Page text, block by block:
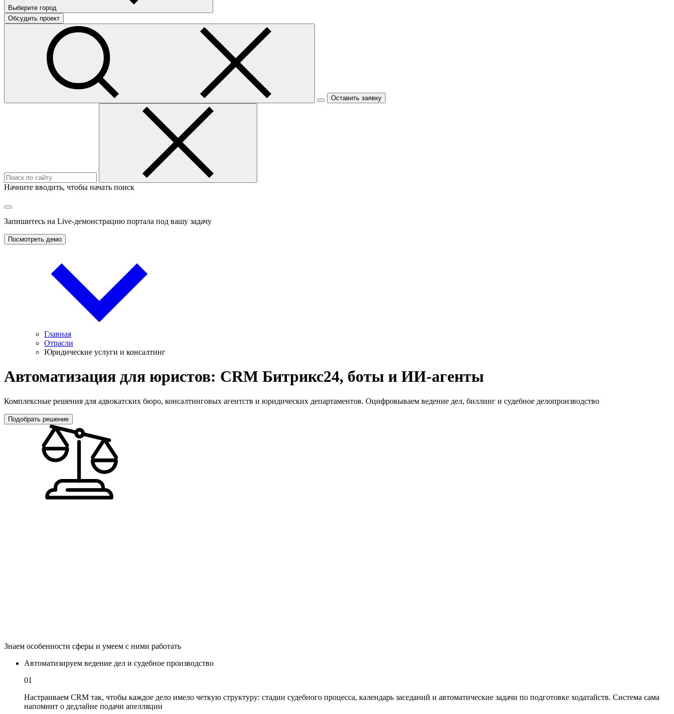
Выберите город
Обсудить проект
Оставить заявку
Начните вводить, чтобы начать поиск
Запишитесь на Live-демонстрацию портала под вашу задачу
Посмотреть демо
Главная
Отрасли
Юридические услуги и консалтинг
Автоматизация для юристов: CRM Битрикс24, боты и ИИ-агенты
Комплексные решения для адвокатских бюро, консалтинговых агентств и юридических департаментов. Оцифровываем ведение дел, биллинг и судебное делопроизводство
Подобрать решение
Знаем особенности сферы и умеем с ними работать
Автоматизируем ведение дел и судебное производство
01
Настраиваем CRM так, чтобы каждое дело имело четкую структуру: стадии судебного процесса, календарь заседаний и автоматические задачи по подготовке ходатайств. Система сама
напомнит о дедлайне подачи апелляции